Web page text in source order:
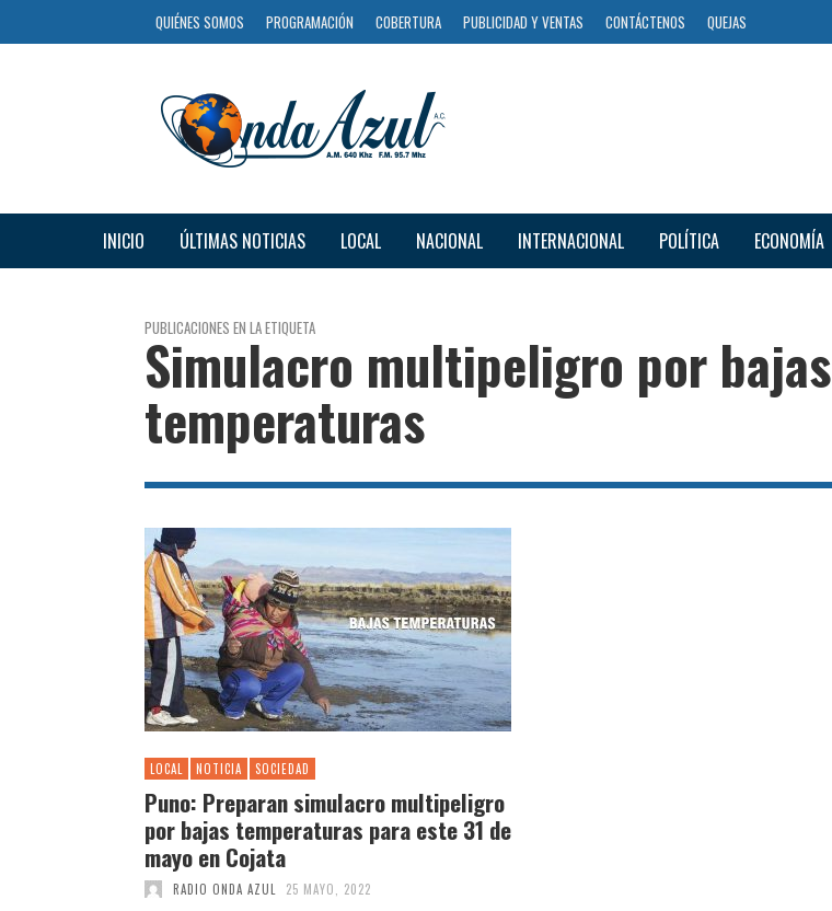
QUIÉNES SOMOS PROGRAMACIÓN COBERTURA PUBLICIDAD Y VENTAS CONTÁCTENOS QUEJAS
INICIO ÚLTIMAS NOTICIAS LOCAL NACIONAL INTERNACIONAL POLÍTICA ECONOMÍA
PUBLICACIONES EN LA ETIQUETA
Simulacro multipeligro por bajas
temperaturas
LOCAL NOTICIA SOCIEDAD
Puno: Preparan simulacro multipeligro
por bajas temperaturas para este 31 de
mayo en Cojata
RADIO ONDA AZUL 25 MAYO, 2022